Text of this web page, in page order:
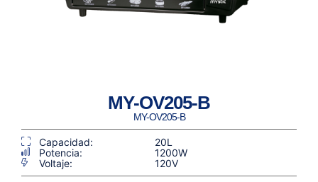
MY-OV205-B
MY-OV205-B
Capacidad:
20L
Potencia:
1200W
Voltaje:
120V